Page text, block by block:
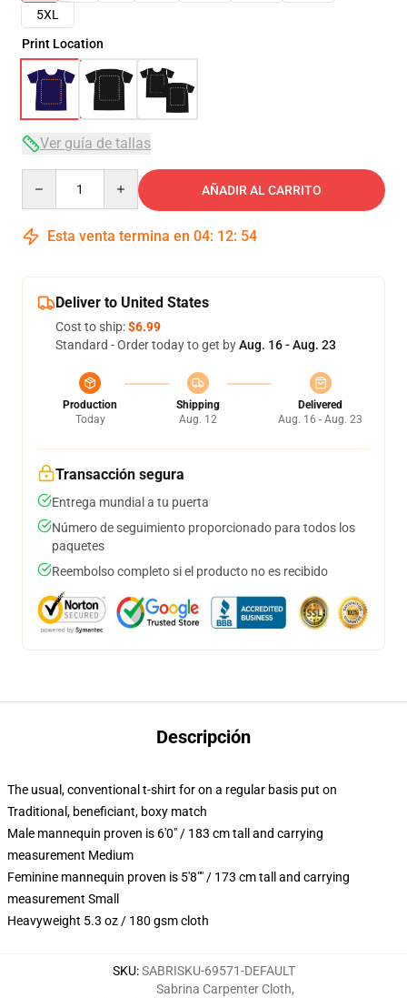
5XL
Print Location
Ver guía de tallas
AÑADIR AL CARRITO
Esta venta termina en 04: 12: 53
Deliver to United States
Cost to ship:$6.99
Standard - Order today to get byAug. 16 - Aug. 23
Production
Today
Shipping
Aug. 12
Delivered
Aug. 16 - Aug. 23
Transacción segura
Entrega mundial a tu puerta
Número de seguimiento proporcionado para todos los
paquetes
Reembolso completo si el producto no es recibido
Descripción
The usual, conventional t-shirt for on a regular basis put on
Traditional, beneficiant, boxy match
Male mannequin proven is 6'0" / 183 cm tall and carrying
measurement Medium
Feminine mannequin proven is 5'8"" / 173 cm tall and carrying
measurement Small
Heavyweight 5.3 oz / 180 gsm cloth
SKU:SABRISKU-69571-DEFAULT
Sabrina Carpenter Cloth,